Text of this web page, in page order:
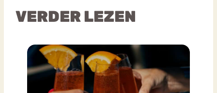
VERDER LEZEN